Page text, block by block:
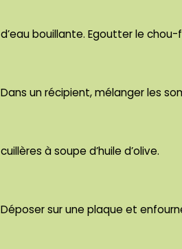
d’eau bouillante. Egoutter le chou-
Dans un récipient, mélanger les
cuillères à soupe d’huile d’olive.
Déposer sur une plaque et